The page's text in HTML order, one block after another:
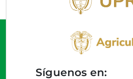
Síguenos en: